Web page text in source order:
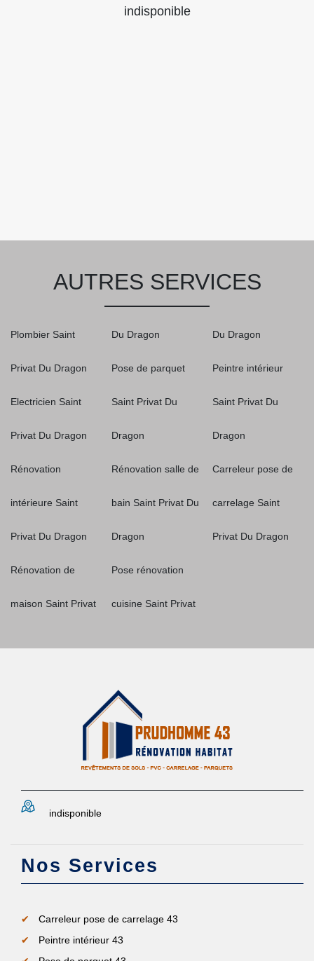
indisponible
AUTRES SERVICES
Plombier Saint
Privat Du Dragon
Electricien Saint
Privat Du Dragon
Rénovation
intérieure Saint
Privat Du Dragon
Rénovation de
maison Saint Privat
Du Dragon
Pose de parquet
Saint Privat Du
Dragon
Rénovation salle de
bain Saint Privat Du
Dragon
Pose rénovation
cuisine Saint Privat
Du Dragon
Peintre intérieur
Saint Privat Du
Dragon
Carreleur pose de
carrelage Saint
Privat Du Dragon
indisponible
Nos Services
Carreleur pose de carrelage 43
Peintre intérieur 43